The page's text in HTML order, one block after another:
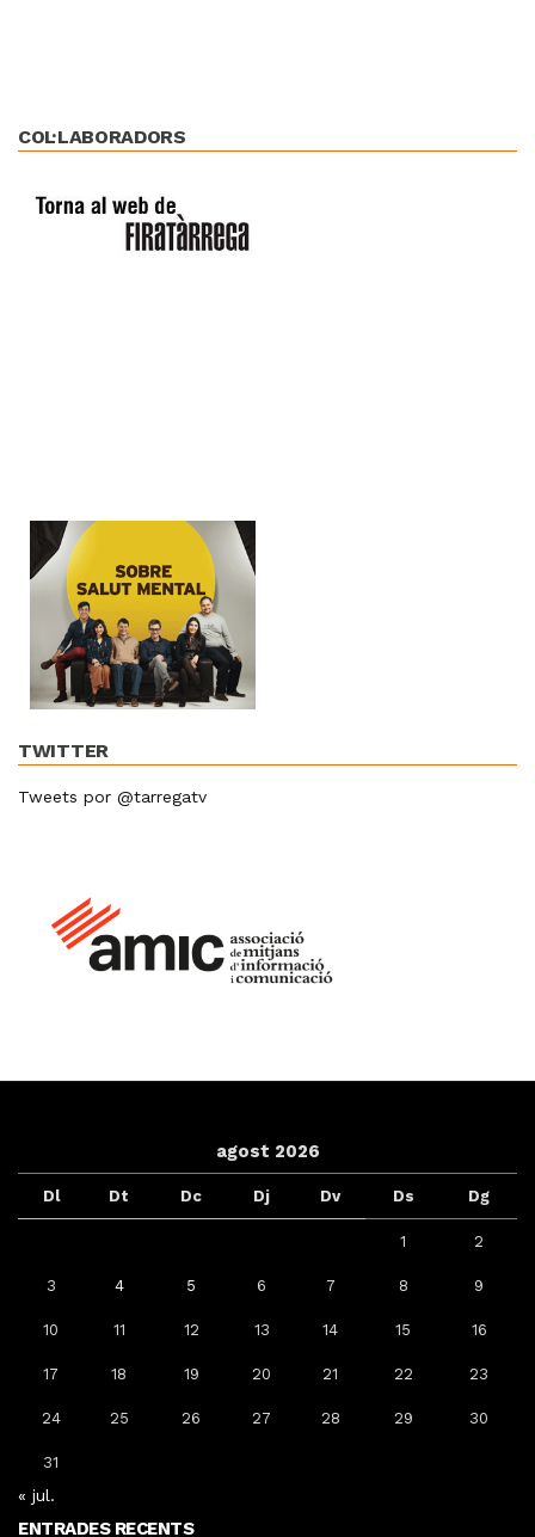
COL·LABORADORS
TWITTER
Tweets por @tarregatv
agost 2026
Dl Dt Dc Dj Dv Ds Dg
1 2
3 4 5 6 7 8 9
10 11 12 13 14 15 16
17 18 19 20 21 22 23
24 25 26 27 28 29 30
31
« jul.
ENTRADES RECENTS